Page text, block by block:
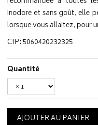
inodore et sans goût, elle
lorsque vous allaitez, pour
CIP: 5060420232325
Quantité
AJOUTER AU PANIER